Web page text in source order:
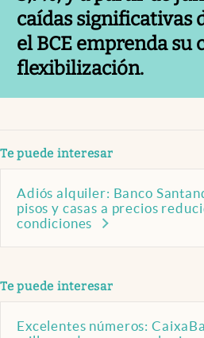
caídas significativas
el BCE emprenda su
flexibilización.
Te puede interesar
Adiós alquiler: Banco
pisos y casas a precios
condiciones
Te puede interesar
Excelentes números: